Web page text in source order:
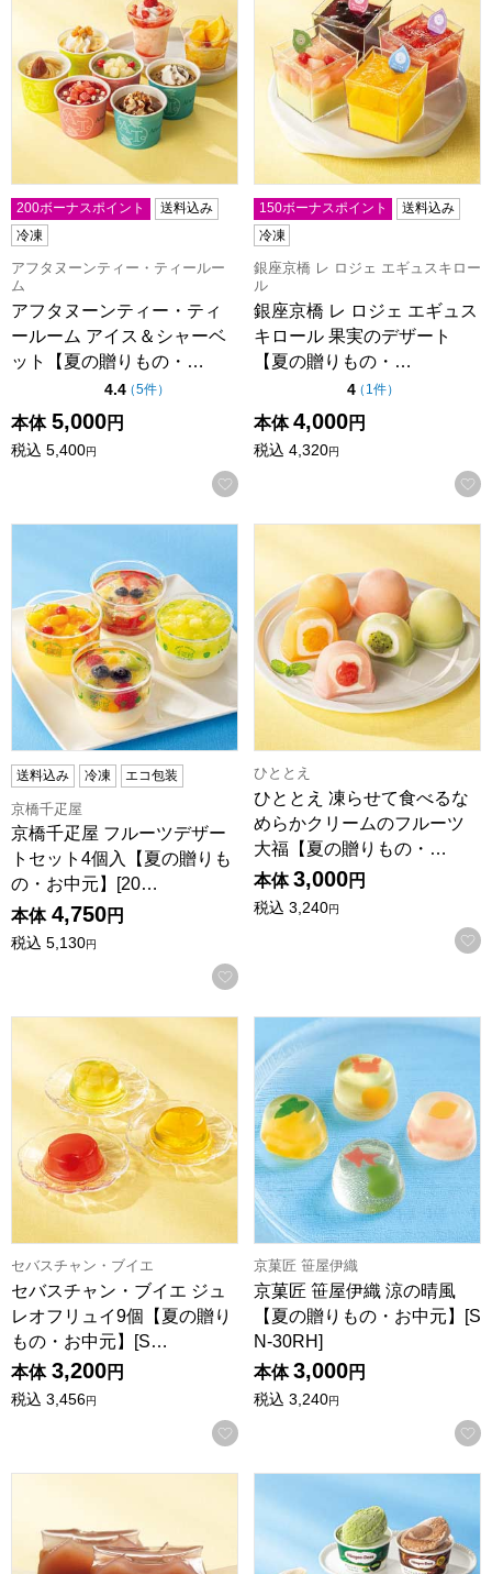
200ボーナスポイント
送料込み
冷凍
アフタヌーンティー・ティールー
ム
アフタヌーンティー・ティ
ールーム アイス＆シャーベ
ット【夏の贈りもの・…
4.4点（5点満点中）
（5件の評価
）
本体 5,000円
税込 5,400円
お気に入りに登録する
150ボーナスポイント
送料込み
冷凍
銀座京橋 レ ロジェ エギュスキロー
ル
銀座京橋 レ ロジェ エギュス
キロール 果実のデザート
【夏の贈りもの・…
4点（5点満点中）
（ 1件の評価
）
本体 4,000円
税込 4,320円
送料込み 冷凍 エコ包装
京橋千疋屋
京橋千疋屋 フルーツデザー
トセット4個入【夏の贈りも
の・お中元】[20…
本体 4,750円
税込 5,130円
お気に入りに登録する
ひととえ
ひととえ 凍らせて食べるな
めらかクリームのフルーツ
大福【夏の贈りもの・…
本体 3,000円
税込 3,240円
セバスチャン・ブイエ ジュレオフリュイ9個【夏の贈りもの
セバスチャン・ブイエ
セバスチャン・ブイエ ジュ
レオフリュイ9個【夏の贈り
もの・お中元】[S…
本体 3,200円
税込 3,456円
お気に入りに登録する
京菓匠 笹屋伊織 涼の晴風【
京菓匠 笹屋伊織
京菓匠 笹屋伊織 涼の晴風
【夏の贈りもの・お中元】[S
N-30RH]
本体 3,000円
税込 3,240円